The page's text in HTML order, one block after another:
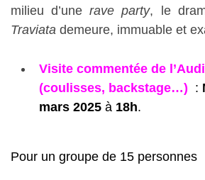
milieu d’unerave party, le
Traviata demeure, immuable et
Visite commentée de
(coulisses, backstage…) :
mars 2025 à 18h.
Pour un groupe de 15 personnes